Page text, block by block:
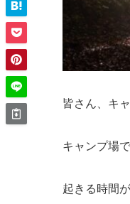
皆さん、キ
キャンプ場
起きる時間